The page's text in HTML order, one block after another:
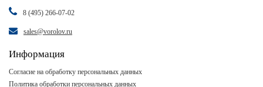
8 (495) 266-07-02
sales@vorolov.ru
Информация
Согласие на обработку персональных данных
Политика обработки персональных данных